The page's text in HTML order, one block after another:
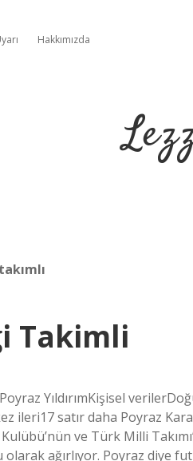
Hakkımızda
Takimli
YıldırımKişisel
ileri17 satır daha Poyraz
ve Türk Milli
olarak ağırlıyor. Poyraz diye